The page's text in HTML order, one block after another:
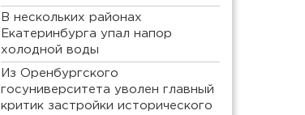
В нескольких районах
Екатеринбурга упал напор
холодной воды
Из Оренбургского
госуниверситета уволен главный
критик застройки исторического